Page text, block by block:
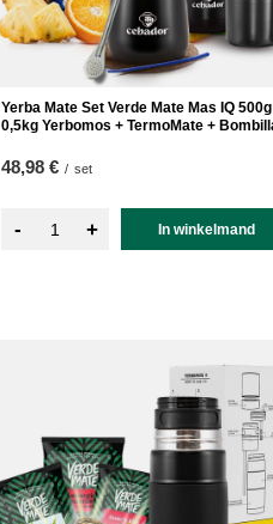
Yerba Mate Set Verde Mate Mas IQ 500g
0,5kg Yerbomos + TermoMate +
48,98 € / set
- + In winkelmand